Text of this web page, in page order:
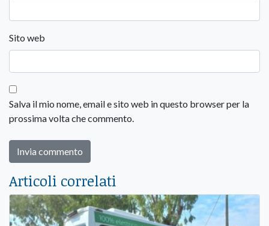
Sito web
Salva il mio nome, email e sito web in questo browser per la
prossima volta che commento.
Articoli correlati